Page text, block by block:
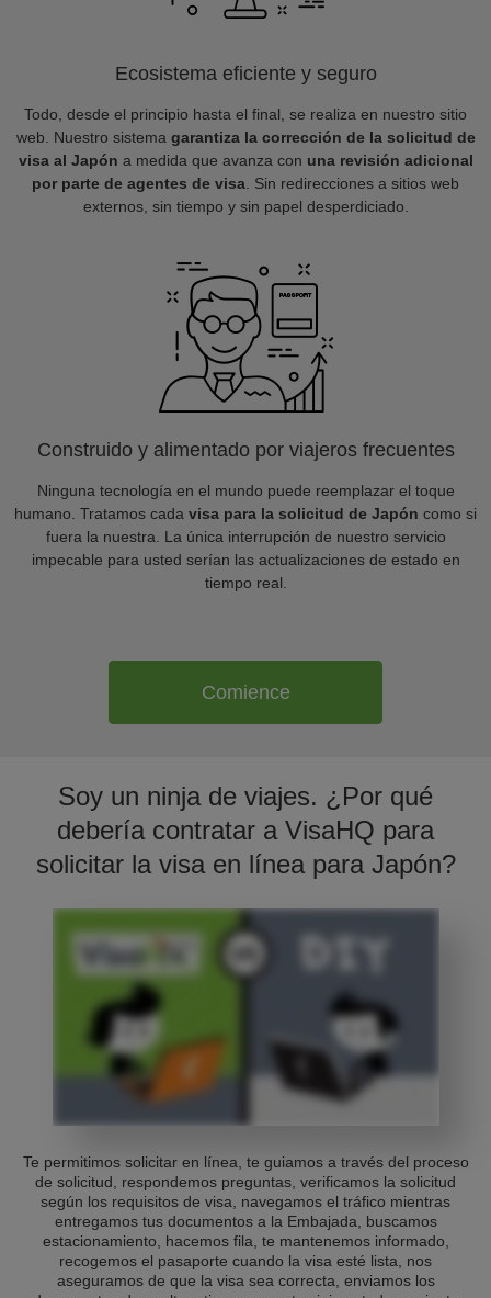
Ecosistema eficiente y seguro
Todo, desde el principio hasta el final, se realiza en nuestro sitio
web. Nuestro sistema garantiza la corrección de la solicitud de
visa al Japón a medida que avanza con una revisión adicional
por parte de agentes de visa . Sin redirecciones a sitios web
externos, sin tiempo y sin papel desperdiciado.
Construido y alimentado por viajeros frecuentes
Ninguna tecnología en el mundo puede reemplazar el toque
humano. Tratamos cada visa para la solicitud de Japón como si
fuera la nuestra. La única interrupción de nuestro servicio
impecable para usted serían las actualizaciones de estado en
tiempo real.
Comience
Soy un ninja de viajes. ¿Por qué
debería contratar a VisaHQ para
solicitar la visa en línea para Japón?
Te permitimos solicitar en línea, te guiamos a través del proceso
de solicitud, respondemos preguntas, verificamos la solicitud
según los requisitos de visa, navegamos el tráfico mientras
entregamos tus documentos a la Embajada, buscamos
estacionamiento, hacemos fila, te mantenemos informado,
recogemos el pasaporte cuando la visa esté lista, nos
aseguramos de que la visa sea correcta, enviamos los